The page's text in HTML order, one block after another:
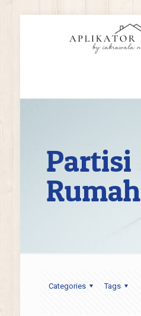
Partisi
Rumah
Categories Tags